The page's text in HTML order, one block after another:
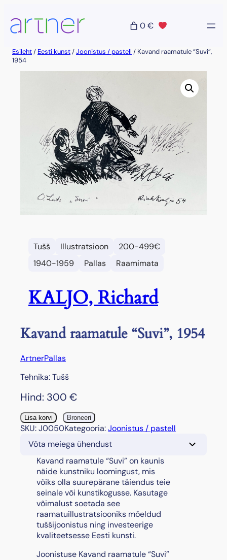
sisu
juurde
0 €
Esileht/ Eesti kunst/Joonistus / pastell / Kavand raamatule “Suvi”,
1954
Tušš Illustratsioon
200-499€
1940-1959
Pallas Raamimata
KALJO, Richard
Kavand raamatule “Suvi”, 1954
ArtnerPallas
Tehnika: Tušš
Hind: 300 €
K
a
Lisa korvi Broneeri
SKU:J0050Kategooria:Joonistus / pastell
Võta meiega ühendust
Kavand raamatule “Suvi” on kaunis
näide kunstniku loomingust, mis
võiks olla suurepärane täiendus teie
seinale või kunstikogusse. Kasutage
võimalust soetada see
raamatuillustratsiooniks mõeldud
tuššijoonistus ning investeerige
kvaliteetsesse Eesti kunsti.
Joonistuse Kavand raamatule “Suvi”